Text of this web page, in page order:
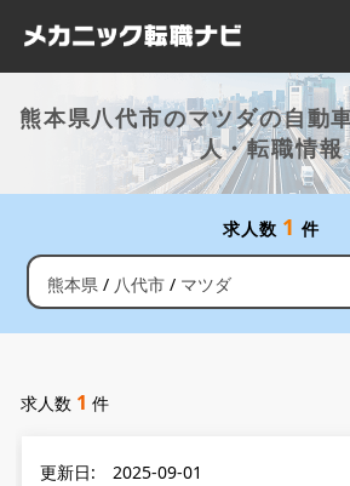
熊本県八代市のマツダの自動
人・転職情報
求人数 1 件
熊本県 八代市 マツダ
求人数 1 件
更新日: 2025-09-01